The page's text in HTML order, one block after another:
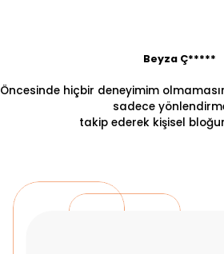
Beyza Ç*****
Öncesinde hiçbir deneyimim
sadece
takip ederek kişisel